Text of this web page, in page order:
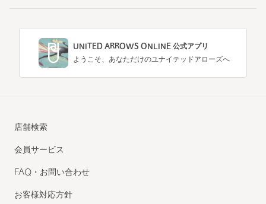
UNITED ARROWS ONLINE 公式アプリ
ようこそ、あなただけのユナイテッドアローズへ
店舗検索
会員サービス
FAQ・お問い合わせ
お客様対応方針